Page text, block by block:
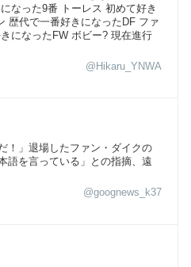
なった9番 トーレス 初めて好き
歴代で一番好きになったDF ファ
になったFW ボビー? 現在進行
@Hikaru_YNWA
！」退場したファン・ダイクの
語を言っている」との指摘、遠
@goognews_k37